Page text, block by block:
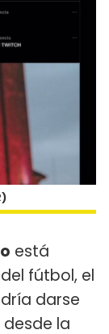
está
fútbol, el
darse
la